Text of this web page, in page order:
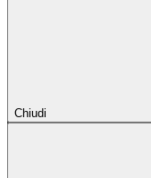
Chiudi